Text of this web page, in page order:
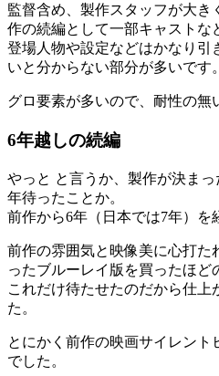
監督含め、製作スタッフが大
作の続編として一部キャストな
登場人物や設定などはかなり引
いと分からない部分が多いです。
グロ要素が多いので、耐性の無
6年越しの続編
やっと と言うか、製作が決ま
年待ったことか。
前作から6年（日本では7年）を
前作の雰囲気と映像美に心打た
ったブルーレイ版を買ったほ
これだけ待たせたのだから仕上
た。
とにかく前作の映画サイレン
でした。